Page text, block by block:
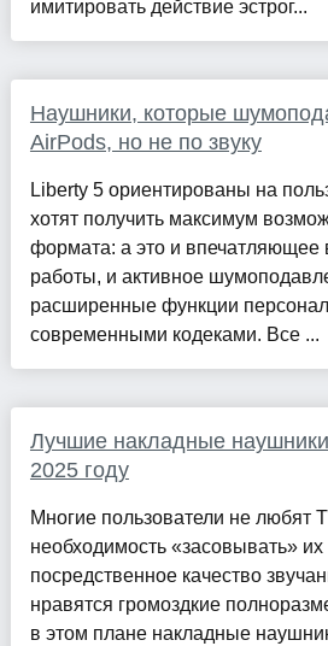
имитировать действие эстрог...
Наушники, которые
AirPods, но не по звуку
Liberty 5 ориентированы на
хотят получить максимум
формата: а это и впечатляющее
работы, и активное
расширенные функции
современными кодеками. Все ...
Лучшие накладные
2025 году
Многие пользователи не любят
необходимость «засовывать» их
посредственное качество
нравятся громоздкие
в этом плане накладные